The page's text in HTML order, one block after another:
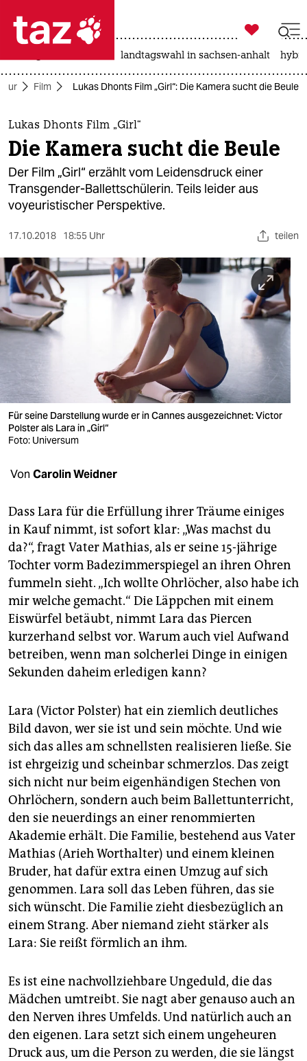
 taz zahl ich
taz zahl ich
themen
politik
öko
gesellschaft
sport
berlin
nord
wahrheit
verlag
verlag
shop
fragen & hilfe
unterstützen
abo
genossenschaft
epaper login

taz zahl ich
landtagswahl in sachsen-anhalt
Film Lukas Dhonts Film „Girl“: Die Kamera sucht die Beule
Lukas Dhonts Film „Girl“
Die Kamera sucht die Beule
Der Film „Girl“ erzählt vom Leidensdruck einer
Transgender-Ballettschülerin. Teils leider aus
voyeuristischer Perspektive.
17.10.2018 18:55 Uhr teilen
Für seine Darstellung wurde er in Cannes ausgezeichnet: Victor
Polster als Lara in „Girl“
Foto: Universum
Von Carolin Weidner
Dass Lara für die Erfüllung ihrer Träume einiges
in Kauf nimmt, ist sofort klar: „Was machst du
da?“, fragt Vater Mathias, als er seine 15-jährige
Tochter vorm Badezimmerspiegel an ihren Ohren
fummeln sieht. „Ich wollte Ohrlöcher, also habe ich
mir welche gemacht.“ Die Läppchen mit einem
Eiswürfel betäubt, nimmt Lara das Piercen
kurzerhand selbst vor. Warum auch viel Aufwand
betreiben, wenn man solcherlei Dinge in einigen
Sekunden daheim erledigen kann?
Lara (Victor Polster) hat ein ziemlich deutliches
Bild davon, wer sie ist und sein möchte. Und wie
sich das alles am schnellsten realisieren ließe. Sie
ist ehrgeizig und scheinbar schmerzlos. Das zeigt
sich nicht nur beim eigenhändigen Stechen von
Ohrlöchern, sondern auch beim Ballettunterricht,
den sie neuerdings an einer renommierten
Akademie erhält. Die Familie, bestehend aus Vater
Mathias (Arieh Worthalter) und einem kleinen
Bruder, hat dafür extra einen Umzug auf sich
genommen. Lara soll das Leben führen, das sie
sich wünscht. Die Familie zieht diesbezüglich an
einem Strang. Aber niemand zieht stärker als
Lara: Sie reißt förmlich an ihm.
Es ist eine nachvollziehbare Ungeduld, die das
Mädchen umtreibt. Sie nagt aber genauso auch an
den Nerven ihres Umfelds. Und natürlich auch an
den eigenen. Lara setzt sich einem ungeheuren
Druck aus, um die Person zu werden, die sie längst